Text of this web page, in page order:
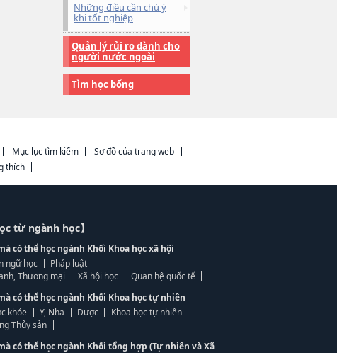
Những điều cần chú ý
khi tốt nghiệp
Quản lý rủi ro dành cho
người nước ngoài
Tìm học bổng
Mục lục tìm kiếm
Sơ đồ của trang web
thích
từ ngành học】
có thể học ngành Khối Khoa học xã hội
ngữ học
Pháp luật
Thương mại
Xã hội học
Quan hệ quốc tế
có thể học ngành Khối Khoa học tự nhiên
khỏe
Y, Nha Dược
Khoa học tự nhiên
Thủy sản
có thể học ngành Khối tổng hợp (Tự nhiên và Xã